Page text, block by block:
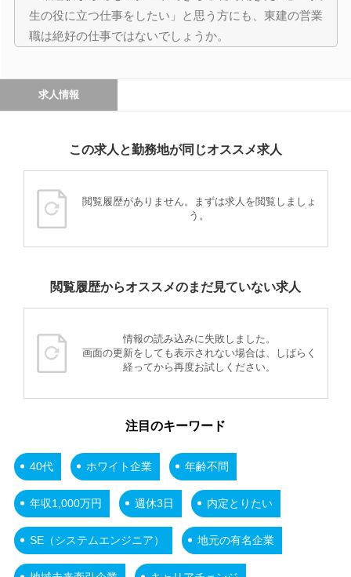
生の役に立つ仕事をしたい」と思う方にも、東建の営業
職は絶好の仕事ではないでしょうか。
求人情報
この求人と勤務地が同じオススメ求人
閲覧履歴がありません。まずは求人を閲覧しましょ
う。
閲覧履歴からオススメのまだ見ていない求人
情報の読み込みに失敗しました。
画面の更新をしても表示されない場合は、しばらく
経ってから再度お試しください。
注目のキーワード
40代 ホワイト企業 年齢不問
年収1,000万円 週休3日 内定とりたい
SE（システムエンジニア） 地元の有名企業